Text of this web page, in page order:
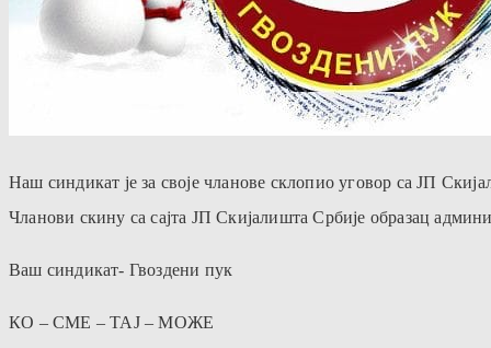
Наш синдикат је за своје чланове склопио уговор са ЈП
Чланови скину са сајта ЈП Скијалишта Србије образац
Ваш синдикат- Гвоздени пук
КО – СМЕ – ТАЈ – МОЖЕ